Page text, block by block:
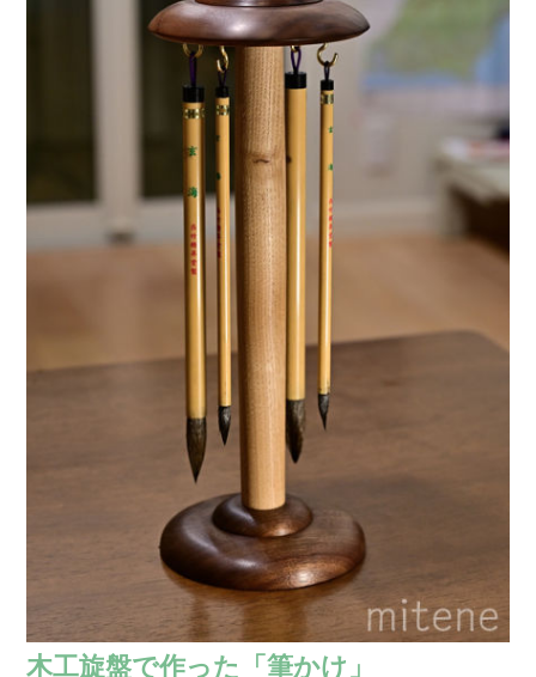
木工旋盤で作った「筆かけ」